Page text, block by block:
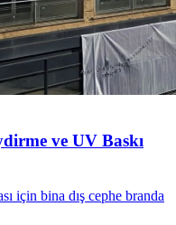
ve UV Baskı
için bina dış cephe branda